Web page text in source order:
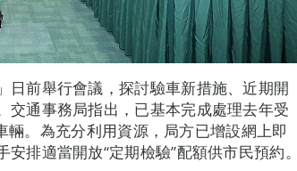
前舉行會議，探討驗車新措施、近期開
交通事務局指出，已基本完成處理去年受
。為充分利用資源，局方已增設網上即
排適當開放“定期檢驗”配額供市民預約。